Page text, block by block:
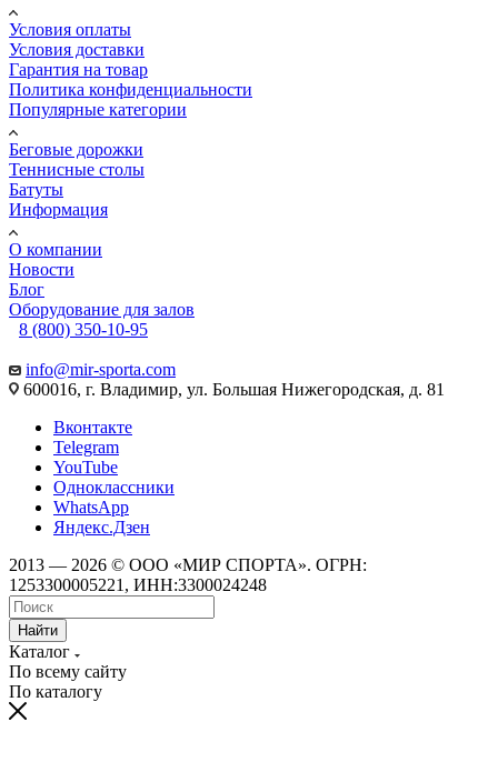
Условия оплаты
Условия доставки
Гарантия на товар
Политика конфиденциальности
Популярные категории
Беговые дорожки
Теннисные столы
Батуты
Информация
О компании
Новости
Блог
Оборудование для залов
8 (800) 350-10-95
info@mir-sporta.com
600016, г. Владимир, ул. Большая Нижегородская, д. 81
Вконтакте
Telegram
YouTube
Одноклассники
WhatsApp
Яндекс.Дзен
2013 — 2026 © ООО «МИР СПОРТА». ОГРН:
1253300005221, ИНН:3300024248
Найти
Каталог
По всему сайту
По каталогу